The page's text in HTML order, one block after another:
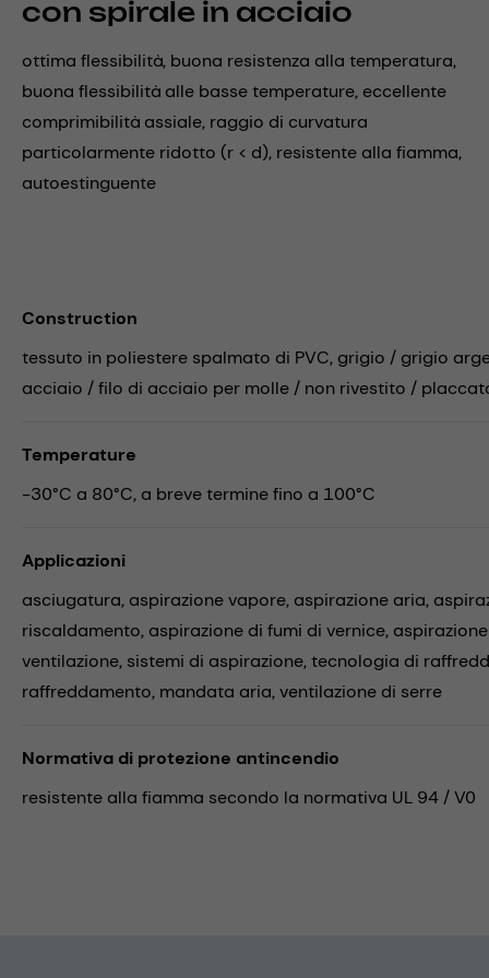
con spirale in acciaio
ottima flessibilità, buona resistenza alla temperatura,
buona flessibilità alle basse temperature, eccellente
comprimibilità assiale, raggio di curvatura
particolarmente ridotto (r < d), resistente alla fiamma,
autoestinguente
Construction
tessuto in poliestere spalmato di PVC, grigio / grigio
acciaio / filo di acciaio per molle / non rivestito /
Temperature
-30°C a 80°C, a breve termine fino a 100°C
Applicazioni
asciugatura, aspirazione vapore, aspirazione aria,
riscaldamento, aspirazione di fumi di vernice,
ventilazione, sistemi di aspirazione,tecnologia di
raffreddamento, mandata aria,ventilazione di serre
Normativa di protezione antincendio
resistente alla fiamma secondo la normativa UL 94 / V0